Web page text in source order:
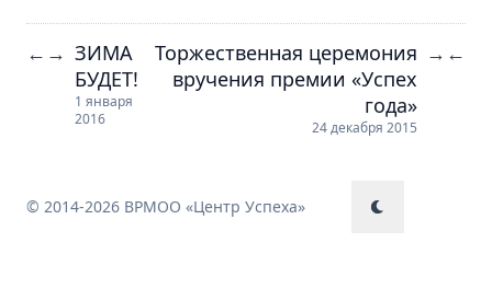
← → ЗИМА
БУДЕТ!
1 января
2016
Торжественная церемония
вручения премии «Успех
года»
24 декабря 2015
→ ←
© 2014-2026 ВРМОО «Центр Успеха»